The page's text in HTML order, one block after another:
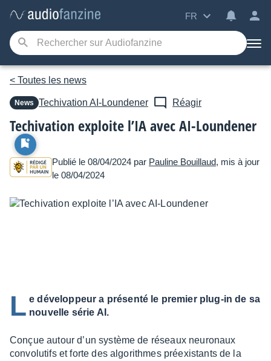
FR
< Toutes les news
News Techivation AI-Loundener Réagir
Techivation exploite l’IA avec AI-Loundener
Publié le 08/04/2024 par Pauline Bouillaud, mis à jour
le 08/04/2024
L e développeur a présenté le premier plug-in de sa
nouvelle série AI.
Conçue autour d’un système de réseaux neuro­naux
convo­lu­tifs et forte des algo­rithmes préexis­tants de la